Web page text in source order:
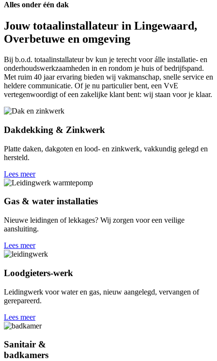
Alles onder één dak​
Jouw totaalinstallateur in Lingewaard,
Overbetuwe en omgeving
Bij b.o.d. totaalinstallateur bv kun je terecht voor álle installatie- en
onderhoudswerkzaamheden in en rondom je huis of bedrijfspand.
Met ruim 40 jaar ervaring bieden wij vakmanschap, snelle service en
heldere communicatie. Of je nu particulier bent, een VvE
vertegenwoordigt of een zakelijke klant bent: wij staan voor je klaar.
Dakdekking & Zinkwerk
Platte daken, dakgoten en lood- en zinkwerk, vakkundig gelegd en
hersteld.
Lees meer
Gas & water installaties
Nieuwe leidingen of lekkages? Wij zorgen voor een veilige
aansluiting.
Lees meer
Loodgieters-werk
Leidingwerk voor water en gas, nieuw aangelegd, vervangen of
gerepareerd.
Lees meer
Sanitair &
badkamers